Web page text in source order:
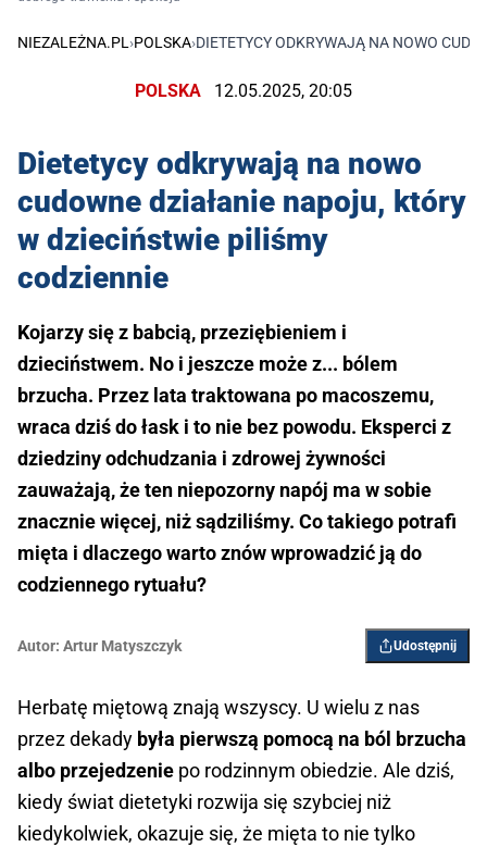
NIEZALEŻNA.PL ›POLSKA›DIETETYCY ODKRYWAJĄ NA NOWO
POLSKA 12.05.2025, 20:05
Dietetycy odkrywają na nowo
cudowne działanie napoju, który
w dzieciństwie piliśmy
codziennie
Kojarzy się z babcią, przeziębieniem i
dzieciństwem. No i jeszcze może z... bólem
brzucha. Przez lata traktowana po macoszemu,
wraca dziś do łask i to nie bez powodu. Eksperci z
dziedziny odchudzania i zdrowej żywności
zauważają, że ten niepozorny napój ma w sobie
znacznie więcej, niż sądziliśmy. Co takiego potrafi
mięta i dlaczego warto znów wprowadzić ją do
codziennego rytuału?
Autor: Artur Matyszczyk Udostępnij
Herbatę miętową znają wszyscy. U wielu z nas
przez dekady była pierwszą pomocą na ból brzucha
albo przejedzenie po rodzinnym obiedzie. Ale dziś,
kiedy świat dietetyki rozwija się szybciej niż
kiedykolwiek, okazuje się, że mięta to nie tylko